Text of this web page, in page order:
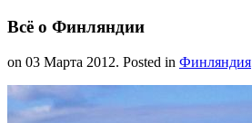
Всё о Финляндии
on 03 Марта 2012. Posted in Финляндия